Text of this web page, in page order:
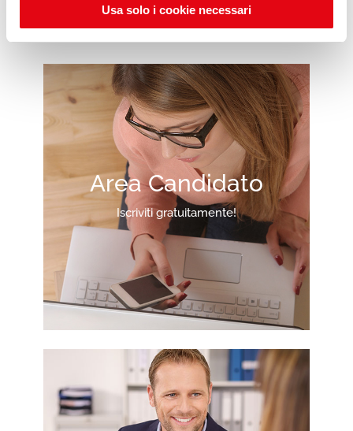
Usa solo i cookie necessari
Area Candidato
Iscriviti gratuitamente!